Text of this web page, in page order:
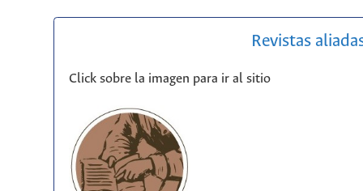
Revistas
Click sobre la imagen para ir al sitio